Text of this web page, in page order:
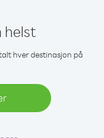
helst
hver destinasjon på